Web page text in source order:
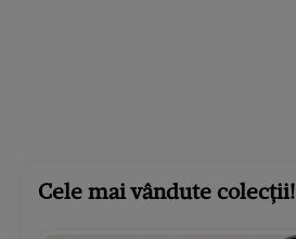
Cele mai vândute colecții!